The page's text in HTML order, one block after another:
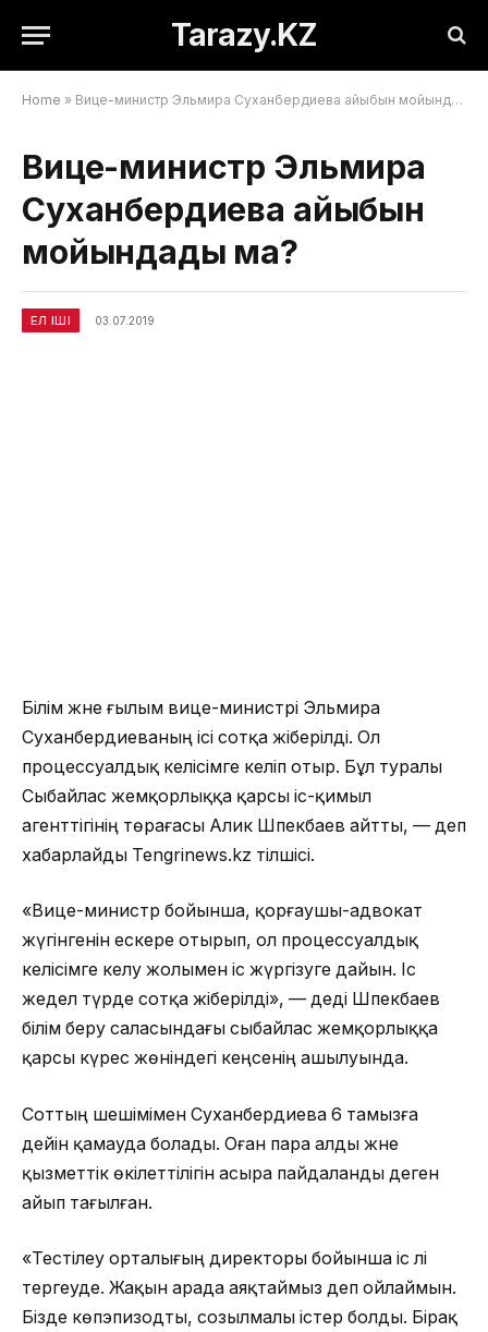
Tarazy.KZ
Home » Вице-министр Эльмира Суханбердиева айыбын мойындады ма?
Вице-министр Эльмира
Суханбердиева айыбын
мойындады ма?
ЕЛ ІШІ 03.07.2019
Білім және ғылым вице-министрі Эльмира
Суханбердиеваның ісі сотқа жіберілді. Ол
процессуалдық келісімге келіп отыр. Бұл туралы
Сыбайлас жемқорлыққа қарсы іс-қимыл
агенттігінің төрағасы Алик Шпекбаев айтты, — деп
хабарлайды Tengrinews.kz тілшісі.
«Вице-министр бойынша, қорғаушы-адвокат
жүгінгенін ескере отырып, ол процессуалдық
келісімге келу жолымен іс жүргізуге дайын. Іс
жедел түрде сотқа жіберілді», — деді Шпекбаев
білім беру саласындағы сыбайлас жемқорлыққа
қарсы күрес жөніндегі кеңсенің ашылуында.
Соттың шешімімен Суханбердиева 6 тамызға
дейін қамауда болады. Оған пара алды және
қызметтік өкілеттілігін асыра пайдаланды деген
айып тағылған.
«Тестілеу орталығың директоры бойынша іс әлі
тергеуде. Жақын арада аяқтаймыз деп ойлаймын.
Бізде көпэпизодты, созылмалы істер болды. Бірақ